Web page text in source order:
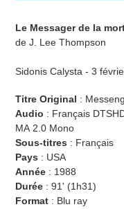
d'un
produit
votre
Le Messager de la
de J. Lee Thompson
Sidonis Calysta - 3
Titre Original :
Audio : Français
MA 2.0 Mono
Sous-titres : Français
Pays : USA
Année : 1988
Durée : 91' (1h31)
Format : Blu ray